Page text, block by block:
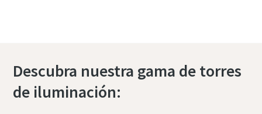
Descubra nuestra gama de torres
de iluminación: